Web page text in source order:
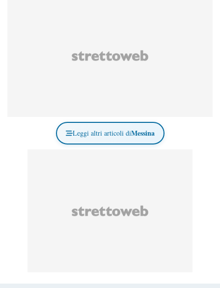
Leggi altri articoli diMessina